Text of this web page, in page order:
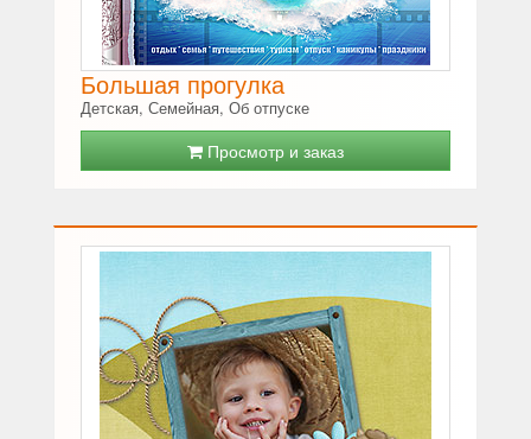
Большая прогулка
Детская, Семейная, Об отпуске
Просмотр и заказ